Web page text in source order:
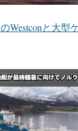
Westconと大型